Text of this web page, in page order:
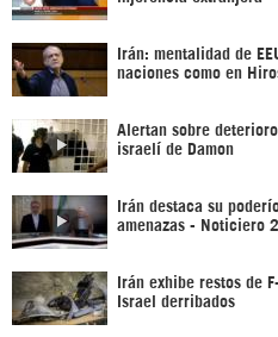
Irán: mentalidad de
naciones como en
Alertan sobre
israelí de Damon
Irán destaca su
amenazas - Noticiero
Irán exhibe restos de
Israel derribados